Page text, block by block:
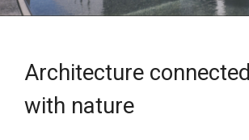
Architecture connected
with nature